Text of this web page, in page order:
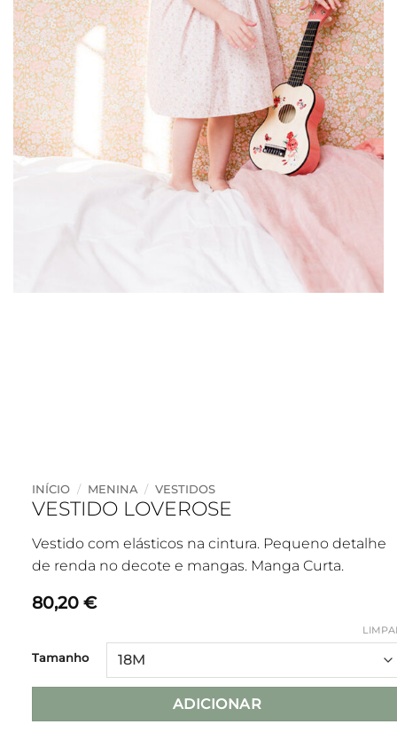
INÍCIO / MENINA / VESTIDOS
VESTIDO LOVEROSE
Vestido com elásticos na cintura. Pequeno detalhe
de renda no decote e mangas. Manga Curta.
80,20 €
Tamanho
ADICIONAR